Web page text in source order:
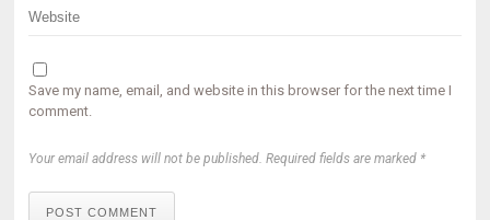
Save my name, email, and website in this browser for the next time I
comment.
Your email address will not be published. Required fields are marked *
POST COMMENT